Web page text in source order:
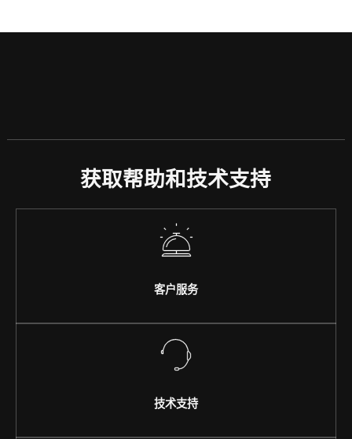
获取帮助和技术支持
客户服务
技术支持